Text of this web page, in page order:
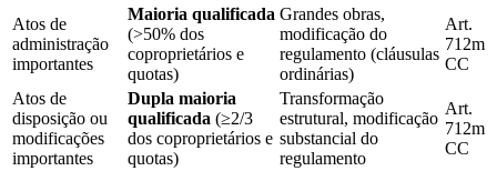
Atos de
administração
importantes
Maioria qualificada
(>50% dos
coproprietários e
quotas)
Grandes obras,
modificação do
regulamento (cláusulas
ordinárias)
Art.
712m
CC
Atos de
disposição ou
modificações
importantes
Dupla maioria
qualificada (≥2/3
dos coproprietários e
quotas)
Transformação
estrutural, modificação
substancial do
regulamento
Art.
712m
CC